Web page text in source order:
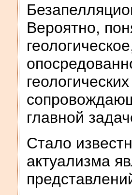
Вероятно,
главной
Стало
актуализма